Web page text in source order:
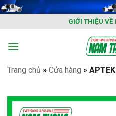
Skip
content
GIỚI THIỆU VỀ
Trang chủ » Cửa hàng »